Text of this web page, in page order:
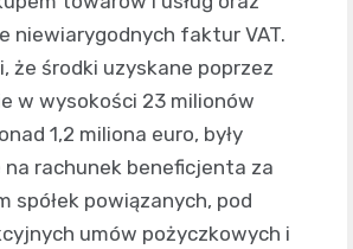
niewiarygodnych faktur VAT.
że środki uzyskane poprzez
w wysokości 23 milionów
1,2 miliona euro, były
rachunek beneficjenta za
spółek powiązanych, pod
umów pożyczkowych i